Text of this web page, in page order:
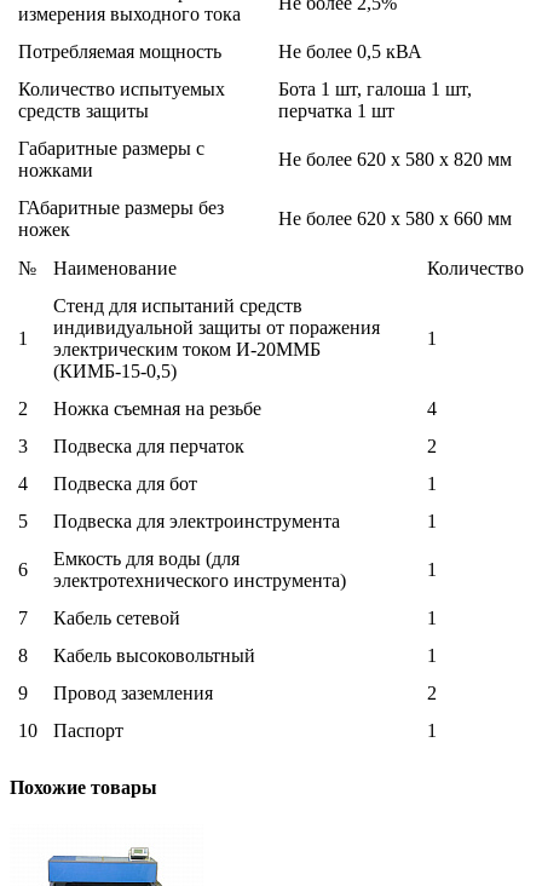
измерения выходного тока
Потребляемая мощность
Не более 0,5 кВА
Количество испытуемых
средств защиты
Бота 1 шт, галоша 1 шт,
перчатка 1 шт
Габаритные размеры с
ножками
Не более 620 х 580 х 820 мм
ГАбаритные размеры без
ножек
Не более 620 х 580 х 660 мм
№ Наименование Количество
1
Стенд для испытаний средств
индивидуальной защиты от поражения
электрическим током И-20ММБ
(КИМБ-15-0,5)
1
2 Ножка съемная на резьбе
4
3
Подвеска для перчаток
2
4
Подвеска для бот
1
5
Подвеска для электроинструмента 1
6
Емкость для воды (для
электротехнического инструмента)
1
7 Кабель сетевой
1
8
Кабель высоковольтный
1
9
Провод заземления
2
10
Паспорт 1
Похожие товары